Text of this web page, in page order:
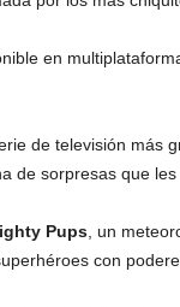
en
de televisión más
de sorpresas que
Pups, un
con